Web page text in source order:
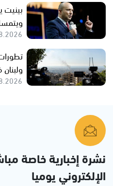
بينيت
نشرة إخبارية خاصة
الإلكتروني يوميا